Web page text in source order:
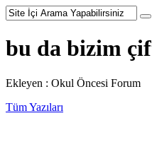
bu da bizim
Ekleyen : Okul Öncesi Forum
Tüm Yazıları